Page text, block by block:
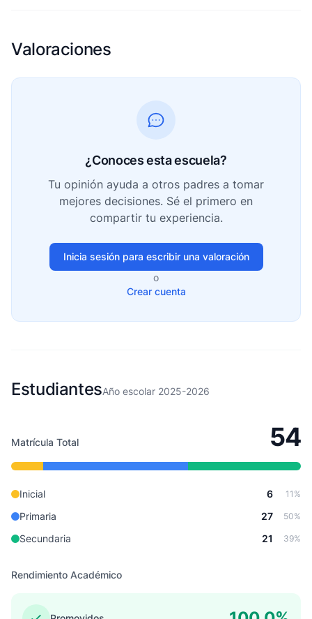
Valoraciones
¿Conoces esta escuela?
Tu opinión ayuda a otros padres a tomar
mejores decisiones. Sé el primero en
compartir tu experiencia.
Inicia sesión para escribir una valoración
o
Crear cuenta
EstudiantesAño escolar 2025-2026
Matrícula Total 54
Inicial 6 11%
Primaria 27 50%
Secundaria 21 39%
Rendimiento Académico